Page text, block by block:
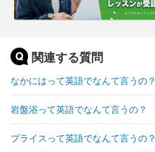
関連する質問
なかにはって英語でなんて言うの？
岩盤浴って英語でなんて言うの？
プライスって英語でなんて言うの？